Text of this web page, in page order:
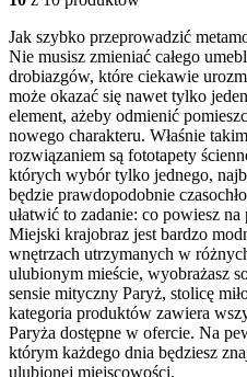
Jak szybko przeprowadzić
Nie musisz zmieniać całego
drobiazgów, które ciekawie
może okazać się nawet tylko
element, ażeby odmienić
nowego charakteru. Właśnie
rozwiązaniem są fototapety
których wybór tylko jednego,
będzie prawdopodobnie
ułatwić to zadanie: co powiesz
Miejski krajobraz jest bardzo
wnętrzach utrzymanych w
ulubionym mieście, wyobrażasz
sensie mityczny Paryż, stolicę
kategoria produktów zawiera
Paryża dostępne w ofercie. Na
którym każdego dnia będziesz
ulubionej miejscowości.